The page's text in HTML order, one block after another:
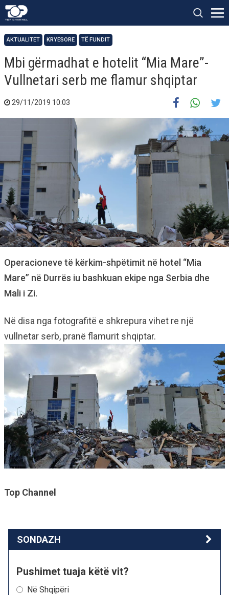
AKTUALITET KRYESORE TË FUNDIT
Mbi gërmadhat e hotelit “Mia Mare”-
Vullnetari serb me flamur shqiptar
29/11/2019 10:03
Operacioneve të kërkim-shpëtimit në hotel “Mia
Mare” në Durrës iu bashkuan ekipe nga Serbia dhe
Mali i Zi.
Në disa nga fotografitë e shkrepura vihet re një
vullnetar serb, pranë flamurit shqiptar.
Top Channel
SONDAZH
Pushimet tuaja këtë vit?
Në Shqipëri